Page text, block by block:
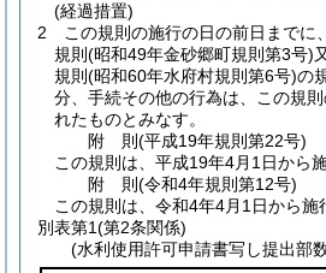
(経過措置)
2
この規則の施行の日の前日までに
規則 (昭和49年金砂郷町規則第3号)
規則 (昭和60年水府村規則第6号)の
分、手続その他の行為は、この規
れたものとみなす。
附 則(平成19年規則第22号)
この規則は、平成19年4月1日から施
附 則(令和4年規則第12号)
この規則は、令和4年4月1日から施
別表第1(第2条関係)
(水利使用許可申請書写し提出部